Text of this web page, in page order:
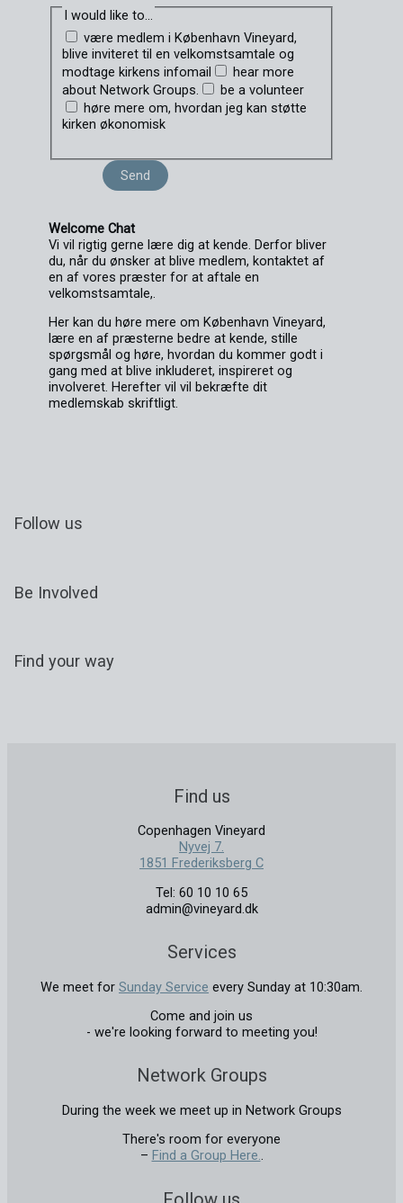
I would like to...
være medlem i København Vineyard,
blive inviteret til en velkomstsamtale og
modtage kirkens infomail
hear more
about Network Groups.
be a volunteer
høre mere om, hvordan jeg kan støtte
kirken økonomisk
Send
Welcome Chat
Vi vil rigtig gerne lære dig at kende. Derfor bliver
du, når du ønsker at blive medlem, kontaktet af
en af vores præster for at aftale en
velkomstsamtale,.
Her kan du høre mere om København Vineyard,
lære en af præsterne bedre at kende, stille
spørgsmål og høre, hvordan du kommer godt i
gang med at blive inkluderet, inspireret og
involveret. Herefter vil vil bekræfte dit
medlemskab skriftligt.
Follow us
Be Involved
Find your way
Find us
Copenhagen Vineyard
Nyvej 7.
1851 Frederiksberg C
Tel: 60 10 10 65
admin@vineyard.dk
Services
We meet for Sunday Service every Sunday at 10:30am.
Come and join us
- we're looking forward to meeting you!
Network Groups
During the week we meet up in Network Groups
There's room for everyone
– Find a Group Here..